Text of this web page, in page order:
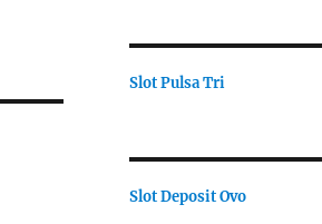
Slot Pulsa Tri
Slot Deposit Ovo